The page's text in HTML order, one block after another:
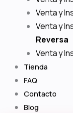
Venta y
Venta y
Reversa
Venta y
Tienda
FAQ
Contacto
Blog